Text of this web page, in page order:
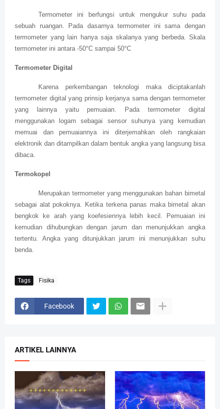
Termometer ini berfungsi untuk mengukur suhu pada
sebuah ruangan. Pada dasarnya termometer ini sama dengan
termometer yang lain hanya saja skalanya yang berbeda. Skala
termometer ini antara -50°C sampai 50°C
Termometer Digital
Karena perkembangan teknologi maka diciptakanlah
termometer digital yang prinsip kerjanya sama dengan termometer
yang lainnya yaitu pemuaian. Pada termometer digital
menggunakan logam sebagai sensor suhunya yang kemudian
memuai dan pemuaiannya ini diterjemahkan oleh rangkaian
elektronik dan ditampilkan dalam bentuk angka yang langsung bisa
dibaca.
Termokopel
Merupakan termometer yang menggunakan bahan bimetal
sebagai alat pokoknya. Ketika terkena panas maka bimetal akan
bengkok ke arah yang koefesiennya lebih kecil. Pemuaian ini
kemudian dihubungkan dengan jarum dan menunjukkan angka
tertentu. Angka yang ditunjukkan jarum ini menunjukkan suhu
benda.
Tags Fisika
Facebook
ARTIKEL LAINNYA